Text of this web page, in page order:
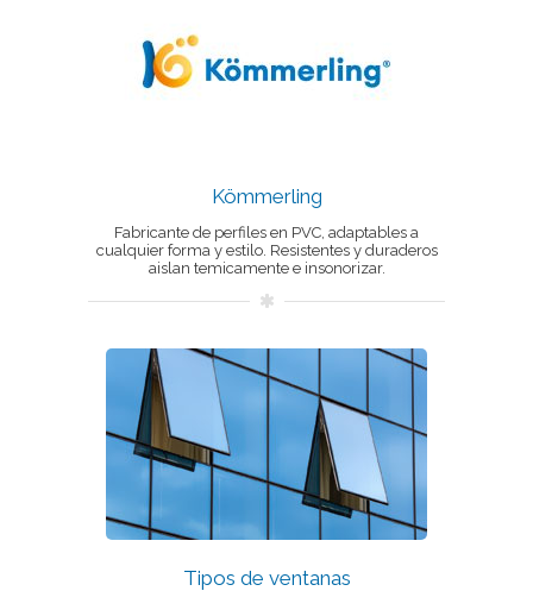
Kömmerling
Fabricante de perfiles en PVC, adaptables a
cualquier forma y estilo. Resistentes y duraderos
aislan temicamente e insonorizar.
Tipos de ventanas